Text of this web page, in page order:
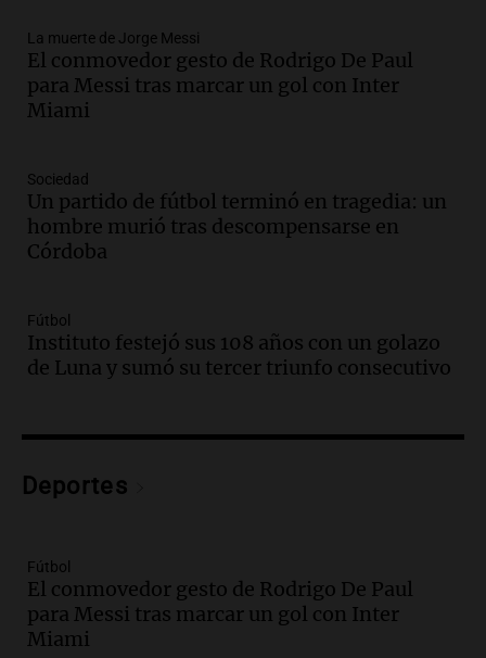
Episodios
Audio.Ley de Propiedad Privada: el revés
en el Congreso expuso una debilidad
comunicacional del Gobierno
Episodios
Audio.Casabindo se prepara para una
celebración única: 30.000 turistas y el
tradicional Toreo de la Vincha
Audio.Borges, abogada de Pourrain:
"Tres hombres se lo llevaron para
hacerle preguntas y nunca regresó"
Episodios
metros del río Suquía y retiraron hasta
Episodios
Audio.La historia de la servilleta que
firmó Jorge Messi para el primer
contrato de Leo con Barcelona
La muerte de Jorge Messi
El conmovedor gesto de Rodrigo De Paul
para Messi tras marcar un gol con Inter
Miami
Sociedad
Un partido de fútbol terminó en tragedia: un
hombre murió tras descompensarse en
Córdoba
Fútbol
Instituto festejó sus 108 años con un golazo
de Luna y sumó su tercer triunfo consecutivo
Deportes
Fútbol
El conmovedor gesto de Rodrigo De Paul
para Messi tras marcar un gol con Inter
Miami